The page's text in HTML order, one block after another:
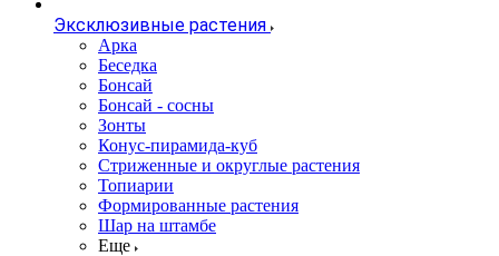
Эксклюзивные растения
Арка
Беседка
Бонсай
Бонсай - сосны
Зонты
Конус-пирамида-куб
Стриженные и округлые растения
Топиарии
Формированные растения
Шар на штамбе
Еще